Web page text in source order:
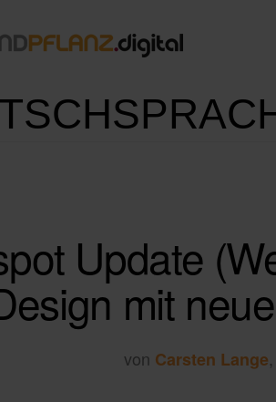
Update
mit
von Carsten Lange